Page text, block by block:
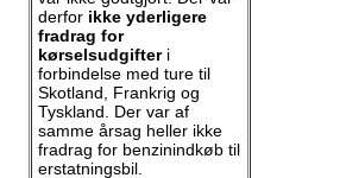
derfor ikke yderligere
fradrag for
kørselsudgifteri
forbindelse med ture til
Skotland, Frankrig og
Tyskland. Der var af
samme årsag heller ikke
fradrag for benzinindkøb til
erstatningsbil.